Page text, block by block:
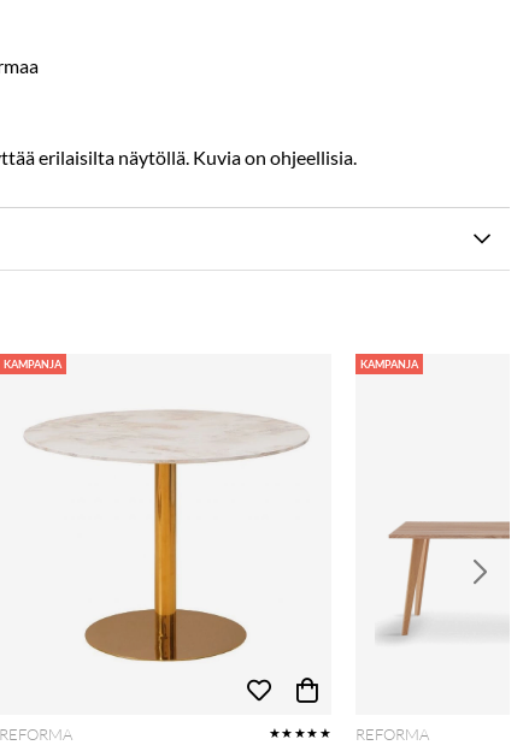
erilaisilta näytöllä. Kuvia on ohjeellisia.
KAMPANJA
REFORMA ★★★★★
KAMPANJA
REFORMA